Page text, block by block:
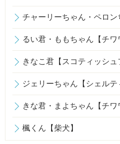
チャーリーちゃん・ペロン
るい君・ももちゃん【チワ
きなこ君【スコティッシュ
ジェリーちゃん【シェルテ
きな君・まよちゃん【チワ
楓くん【柴犬】